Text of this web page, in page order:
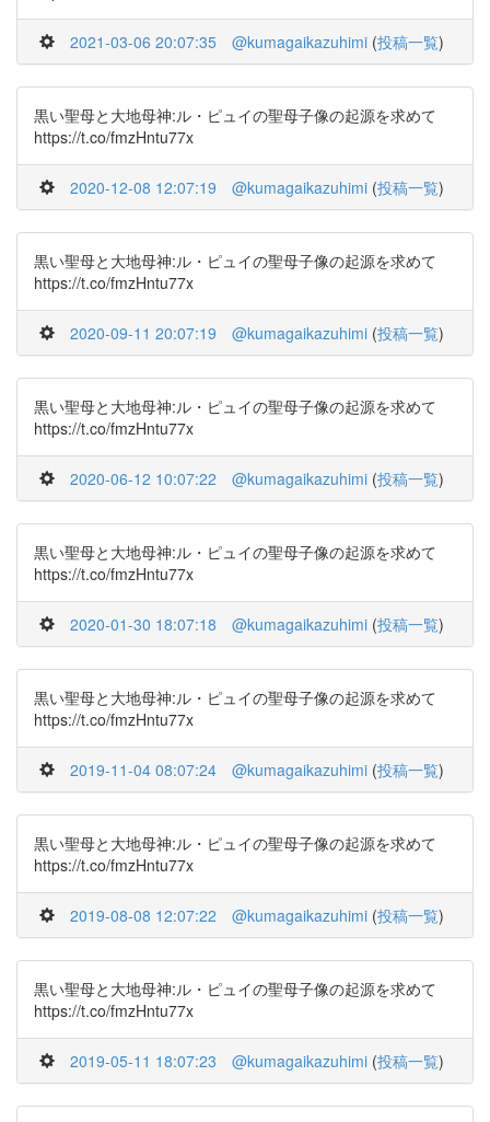
2021-03-06 20:07:35 @kumagaikazuhimi (投稿一覧)
黒い聖母と大地母神:ル・ピュイの聖母子像の起源を求めて
https://t.co/fmzHntu77x
2020-12-08 12:07:19 @kumagaikazuhimi (投稿一覧)
黒い聖母と大地母神:ル・ピュイの聖母子像の起源を求めて
https://t.co/fmzHntu77x
2020-09-11 20:07:19 @kumagaikazuhimi (投稿一覧)
黒い聖母と大地母神:ル・ピュイの聖母子像の起源を求めて
https://t.co/fmzHntu77x
2020-06-12 10:07:22 @kumagaikazuhimi (投稿一覧)
黒い聖母と大地母神:ル・ピュイの聖母子像の起源を求めて
https://t.co/fmzHntu77x
2020-01-30 18:07:18 @kumagaikazuhimi (投稿一覧)
黒い聖母と大地母神:ル・ピュイの聖母子像の起源を求めて
https://t.co/fmzHntu77x
2019-11-04 08:07:24 @kumagaikazuhimi (投稿一覧)
黒い聖母と大地母神:ル・ピュイの聖母子像の起源を求めて
https://t.co/fmzHntu77x
2019-08-08 12:07:22 @kumagaikazuhimi (投稿一覧)
黒い聖母と大地母神:ル・ピュイの聖母子像の起源を求めて
https://t.co/fmzHntu77x
2019-05-11 18:07:23 @kumagaikazuhimi (投稿一覧)